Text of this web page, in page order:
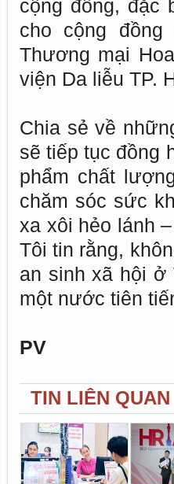
cộng đồng, đặc
cho cộng đồng
Thương mại
viện Da liễu TP.
Chia sẻ về
sẽ tiếp tục đồng
phẩm chất
chăm sóc sức
xa xôi hẻo lánh
Tôi tin rằng,
an sinh xã hội ở
một nước tiên
PV
TIN LIÊN QUAN